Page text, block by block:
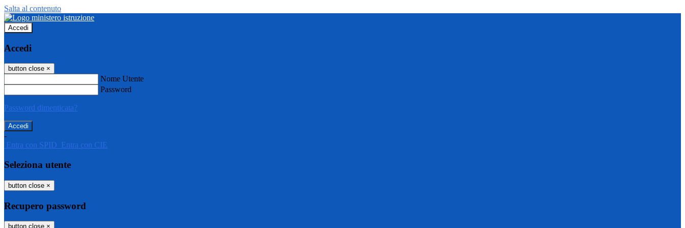
Salta al contenuto
Accedi
Accedi
button close ×
Nome Utente
Password
Password dimenticata?
-
Entra con SPID Entra con CIE
Seleziona utente
button close ×
Recupero password
button close ×